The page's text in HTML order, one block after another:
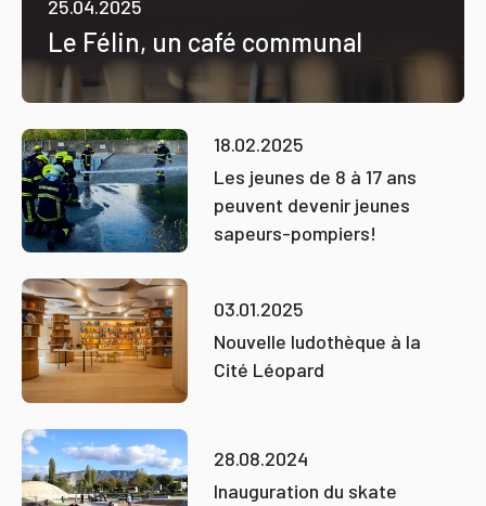
25.04.2025
Le Félin, un café communal
18.02.2025
Les jeunes de 8 à 17 ans
peuvent devenir jeunes
sapeurs-pompiers!
03.01.2025
Nouvelle ludothèque à la
Cité Léopard
28.08.2024
Inauguration du skate